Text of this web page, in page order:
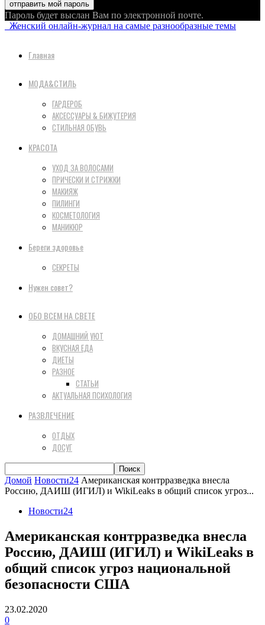
Пароль будет выслан Вам по электронной почте.
Женский онлайн-журнал на самые разнообразные темы
Главная
МОДА&СТИЛЬ
ГАРДЕРОБ
АКСЕССУАРЫ & БИЖУТЕРИЯ
СТИЛЬНАЯ ОБУВЬ
КРАСОТА
УХОД ЗА ВОЛОСАМИ
ПРИЧЕСКИ И СТРИЖКИ
МАКИЯЖ
ПИЛИНГИ
КОСМЕТОЛОГИЯ
МАНИКЮР
Береги здоровье
СЕКРЕТЫ
Нужен совет?
ОБО ВСЕМ НА СВЕТЕ
ДОМАШНИЙ УЮТ
ВКУСНАЯ ЕДА
ДИЕТЫ
РАЗНОЕ
СТАТЬИ
АКТУАЛЬНАЯ ПСИХОЛОГИЯ
РАЗВЛЕЧЕНИЕ
ОТДЫХ
ДОСУГ
Домой Новости24 Американская контрразведка внесла
Россию, ДАИШ (ИГИЛ) и WikiLeaks в общий список угроз...
Новости24
Американская контрразведка внесла
Россию, ДАИШ (ИГИЛ) и WikiLeaks в
общий список угроз национальной
безопасности США
23.02.2020
0